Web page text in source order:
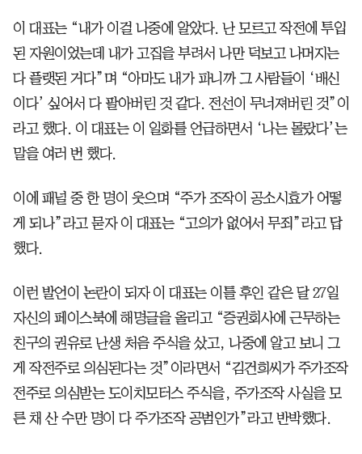
이 대표는 “내가 이걸 나중에 알았다. 난 모르고 작전에 투입
된 자원이었는데 내가 고집을 부려서 나만 덕보고 나머지는
다 플랫된 거다”며 “아마도 내가 파니까 그 사람들이 ‘배신
이다’ 싶어서 다 팔아버린 것 같다. 전선이 무너져버린 것”이
라고 했다. 이 대표는 이 일화를 언급하면서 ‘나는 몰랐다’는
말을 여러 번 했다.
이에 패널 중 한 명이 웃으며 “주가 조작이 공소시효가 어떻
게 되나”라고 묻자 이 대표는 “고의가 없어서 무죄”라고 답
했다.
이런 발언이 논란이 되자 이 대표는 이틀 후인 같은 달 27일
자신의 페이스북에 해명글을 올리고 “증권회사에 근무하는
친구의 권유로 난생 처음 주식을 샀고, 나중에 알고 보니 그
게 작전주로 의심된다는 것”이라면서 “김건희씨가 주가조작
전주로 의심받는 도이치모터스 주식을, 주가조작 사실을 모
른 채 산 수만 명이 다 주가조작 공범인가”라고 반박했다.